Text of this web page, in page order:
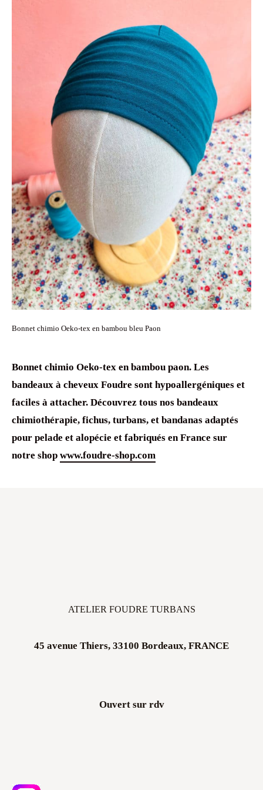
Bonnet chimio Oeko-tex en bambou bleu Paon
Bonnet chimio Oeko-tex enbambou paon. Les
bandeaux à cheveux Foudre sont hypoallergéniques et
faciles à attacher. Découvrez tous nos bandeaux
chimiothérapie, fichus, turbans, et bandanas adaptés
pour pelade et alopécie et fabriqués en France sur
notre shop www.foudre-shop.com
ATELIER FOUDRE TURBANS
45 avenue Thiers, 33100 Bordeaux, FRANCE
Ouvert sur rdv